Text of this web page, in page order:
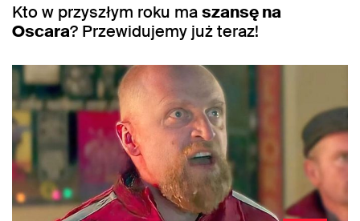
Kto w przyszłym roku maszansę na
Oscara? Przewidujemy już teraz!